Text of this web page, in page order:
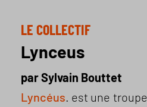
LE COLLECTIF
Lynceus
par Sylvain Bouttet
Lyncéus. est une